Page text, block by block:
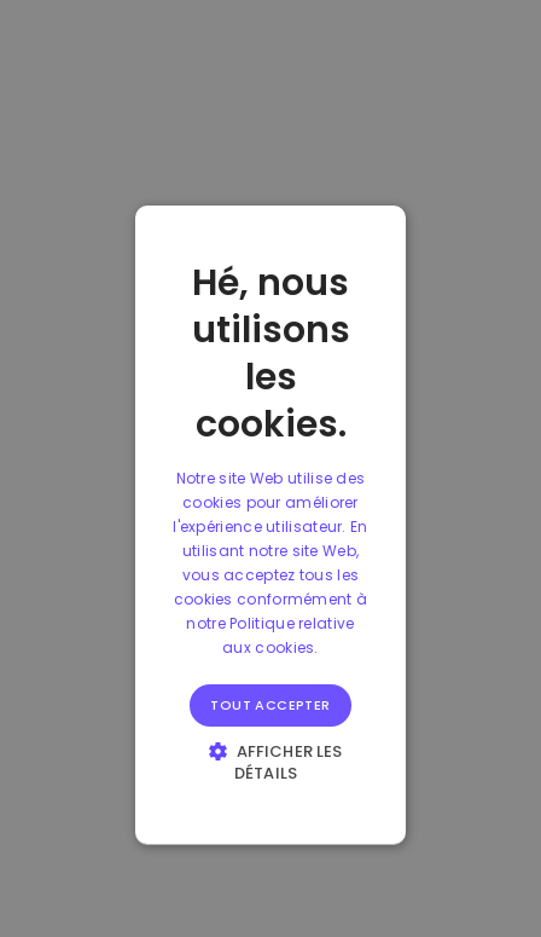
Hé, nous
utilisons
les
cookies.
Notre site Web utilise des
cookies pour améliorer
l'expérience utilisateur. En
utilisant notre site Web,
vous acceptez tous les
cookies conformément à
notre Politique relative
aux cookies.
TOUT ACCEPTER
AFFICHER LES
DÉTAILS